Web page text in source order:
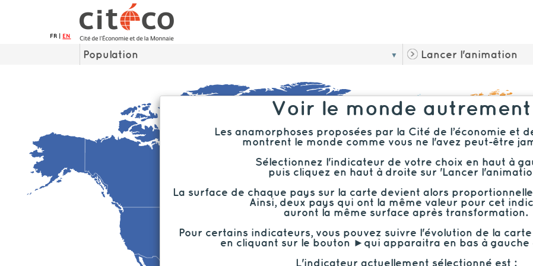
FR | EN
Population ▼ Lancer l'animation
Voir le monde autrement
Les anamorphoses proposées par la Cité de l’économie et
montrent le monde comme vous ne l'avez peut-être
Sélectionnez l'indicateur de votre choix en haut à
puis cliquez en haut à droite sur 'Lancer
La surface de chaque pays sur la carte devient alors
Ainsi, deux pays qui ont la même valeur pour cet
auront la même surface après transformation.
Pour certains indicateurs, vous pouvez suivre l'évolution de la
en cliquant sur le bouton ►qui apparaitra en bas à gauche
L'indicateur actuellement sélectionné est :